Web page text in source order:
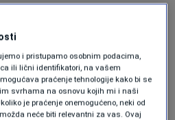
ovakvih problema
gospodinom
Adil Osmanović iz SDA.
kaže “ovo je
Milorad Dodik ističe
i pristupamo osobnim podacima,
ili lični identifikatori, na vašem
praćenje tehnologije kako bi se
svrhama na osnovu kojih mi i naši
je praćenje onemogućeno, neki od
neće biti relevantni za vas. Ovaj